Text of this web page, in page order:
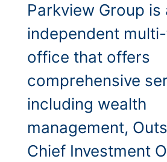
Parkview Group is
independent
office that offers
comprehensive
including wealth
management,
Chief Investment